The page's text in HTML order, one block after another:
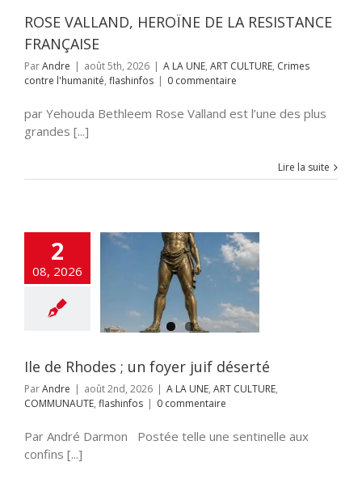
ROSE VALLAND, HEROÏNE DE LA RESISTANCE
FRANÇAISE
ParAndre | août 5th, 2026 | A LA UNE, ART CULTURE, Crimes
contre l'humanité, flashinfos | 0 commentaire
par Yehouda Bethleem Rose Valland est l’une des plus
grandes [...]
Lire la suite
2
08, 2026
; un foyer
ART CULTURE
Ile de Rhodes ; un foyer juif déserté
ParAndre | août 2nd, 2026 | A LA UNE, ART CULTURE,
COMMUNAUTE, flashinfos | 0 commentaire
Par André Darmon Postée telle une sentinelle aux
confins [...]